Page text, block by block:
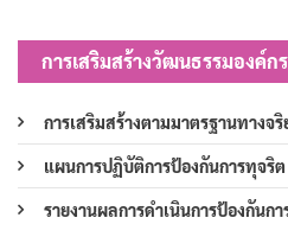
การเสริมสร้างวัฒนธรรมองค์กร
การเสริมสร้างตามมาตรฐานทางจริ
แผนการปฏิบัติการป้องกันการทุจริต
รายงานผลการดำเนินการป้องกันก